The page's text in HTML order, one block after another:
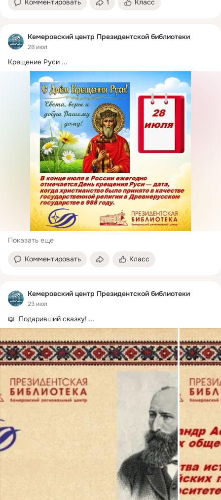
Комментировать 1 Класс
Кемеровский центр Президентской библиотеки
28 июл
Крещение Руси ...
Показать еще
Комментировать Класс
Кемеровский центр Президентской библиотеки
23 июл
📖  Подаривший сказку! ...